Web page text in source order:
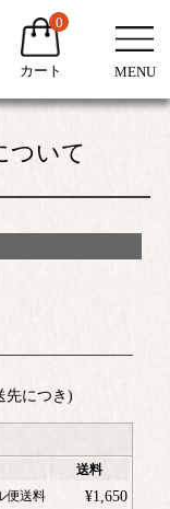
0
カート MENU
ついて
先につき)
送料
便送料
¥1,650